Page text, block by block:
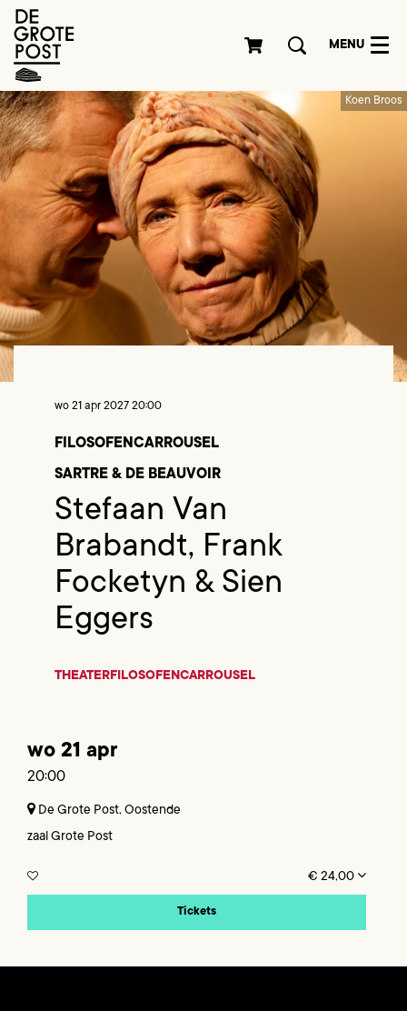
MENU
Koen Broos
SARTRE & DE BEAUVOIR
Stefaan Van
Brabandt, Frank
Focketyn & Sien
Eggers
FILOSOFENCARROUSEL
wo 21 apr 2027 20:00
THEATERFILOSOFENCARROUSEL
wo 21 apr
20:00
De Grote Post, Oostende
zaal Grote Post
€ 24,00
Tickets